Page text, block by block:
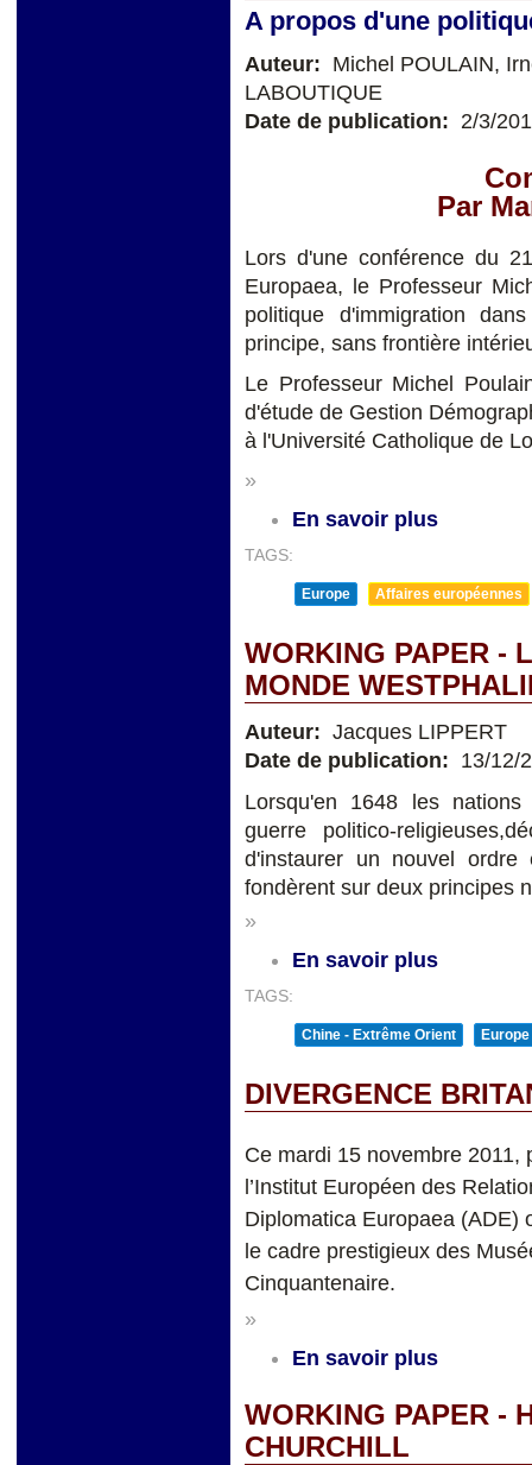
A propos d'une
Auteur: Michel POULAIN,
LABOUTIQUE
Date de publication: 2/3/
Par
Lors d'une conférence du
Europaea, le Professeur
politique d'immigration
principe, sans frontière
Le Professeur Michel
d'étude de Gestion
à l'Université Catholique de
»
En savoir plus
TAGS:
Europe Affaires européennes
WORKING PAPER -
MONDE
Auteur: Jacques LIPPERT
Date de publication: 13/12/
Lorsqu'en 1648 les
guerre politico-
d'instaurer un nouvel
fondèrent sur deux principes
»
En savoir plus
TAGS:
Chine - Extrême Orient Europe
DIVERGENCE
Ce mardi 15 novembre 2011,
l’Institut Européen des
Diplomatica Europaea (ADE)
le cadre prestigieux des
Cinquantenaire.
»
En savoir plus
WORKING PAPER -
CHURCHILL